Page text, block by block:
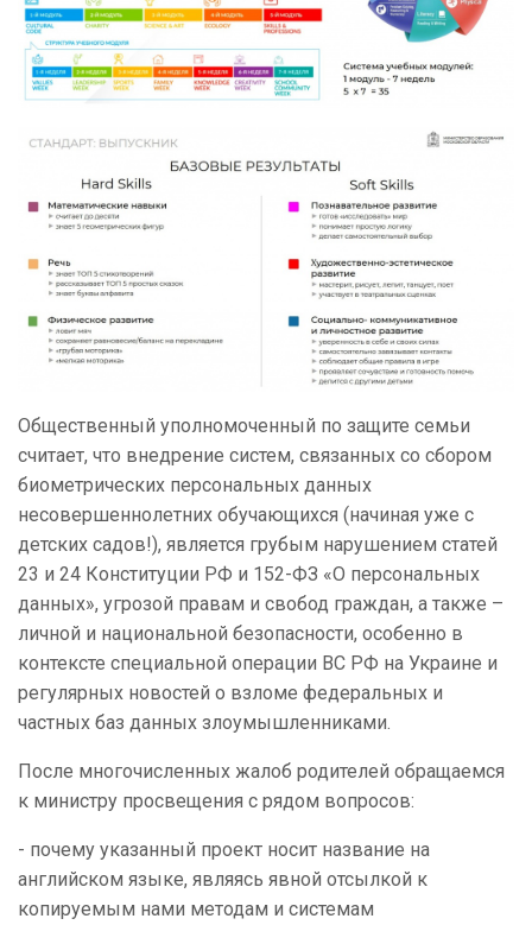
Общественный уполномоченный по защите семьи
считает, что внедрение систем, связанных со сбором
биометрических персональных данных
несовершеннолетних обучающихся (начиная уже с
детских садов!), является грубым нарушением статей
23 и 24 Конституции РФ и 152-ФЗ «О персональных
данных», угрозой правам и свобод граждан, а также –
личной и национальной безопасности, особенно в
контексте специальной операции ВС РФ на Украине и
регулярных новостей о взломе федеральных и
частных баз данных злоумышленниками.
После многочисленных жалоб родителей обращаемся
к министру просвещения с рядом вопросов:
- почему указанный проект носит название на
английском языке, являясь явной отсылкой к
копируемым нами методам и системам